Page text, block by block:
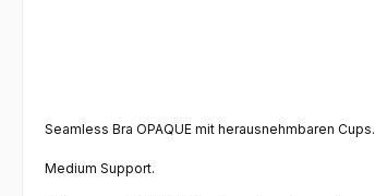
Seamless Bra OPAQUE mit herausnehmbaren Cups.
Medium Support.